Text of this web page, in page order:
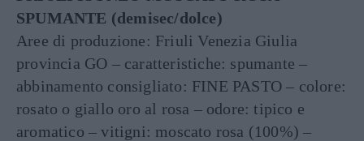
SPUMANTE (demisec/dolce)
Aree di produzione: Friuli Venezia Giulia
provincia GO – caratteristiche: spumante –
abbinamento consigliato: FINE PASTO – colore:
rosato o giallo oro al rosa – odore: tipico e
aromatico – vitigni: moscato rosa (100%) –